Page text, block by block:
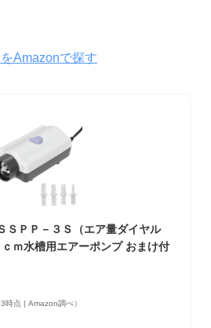
Amazonで探す
ＳＰＰ－３Ｓ（エア量ダイヤル
ｍ水槽用エアーポンプ おまけ付
時点 | Amazon調べ）